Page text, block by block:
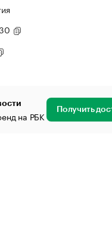
на РБК Получить